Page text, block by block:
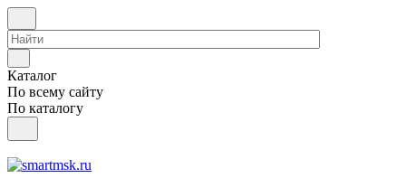
Каталог
По всему сайту
По каталогу